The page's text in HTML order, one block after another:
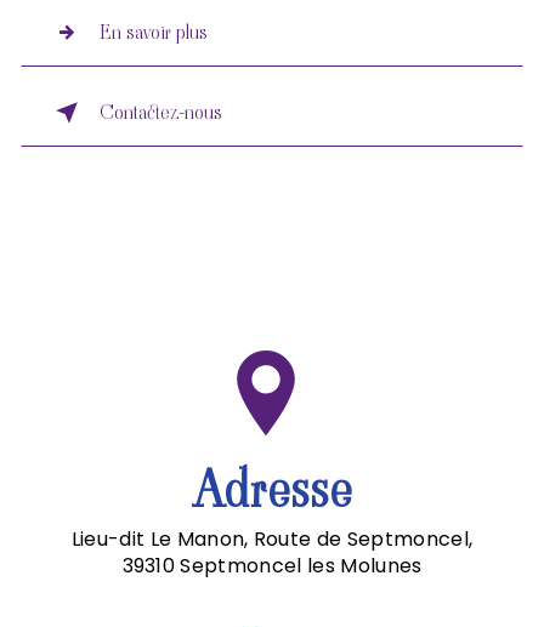
En savoir plus
Contactez-nous
Adresse
Lieu-dit Le Manon, Route de Septmoncel,
39310 Septmoncel les Molunes